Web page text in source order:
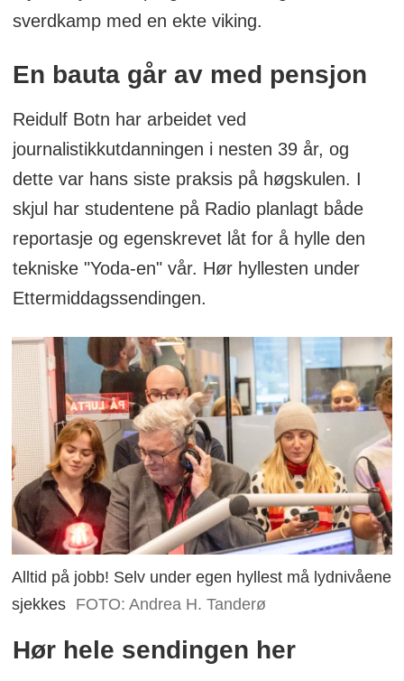
sverdkamp med en ekte viking.
En bauta går av med pensjon
Reidulf Botn har arbeidet ved
journalistikkutdanningen i nesten 39 år, og
dette var hans siste praksis på høgskulen. I
skjul har studentene på Radio planlagt både
reportasje og egenskrevet låt for å hylle den
tekniske "Yoda-en" vår. Hør hyllesten under
Ettermiddagssendingen.
Alltid på jobb! Selv under egen hyllest må lydnivåene
sjekkes FOTO: Andrea H. Tanderø
Hør hele sendingen her